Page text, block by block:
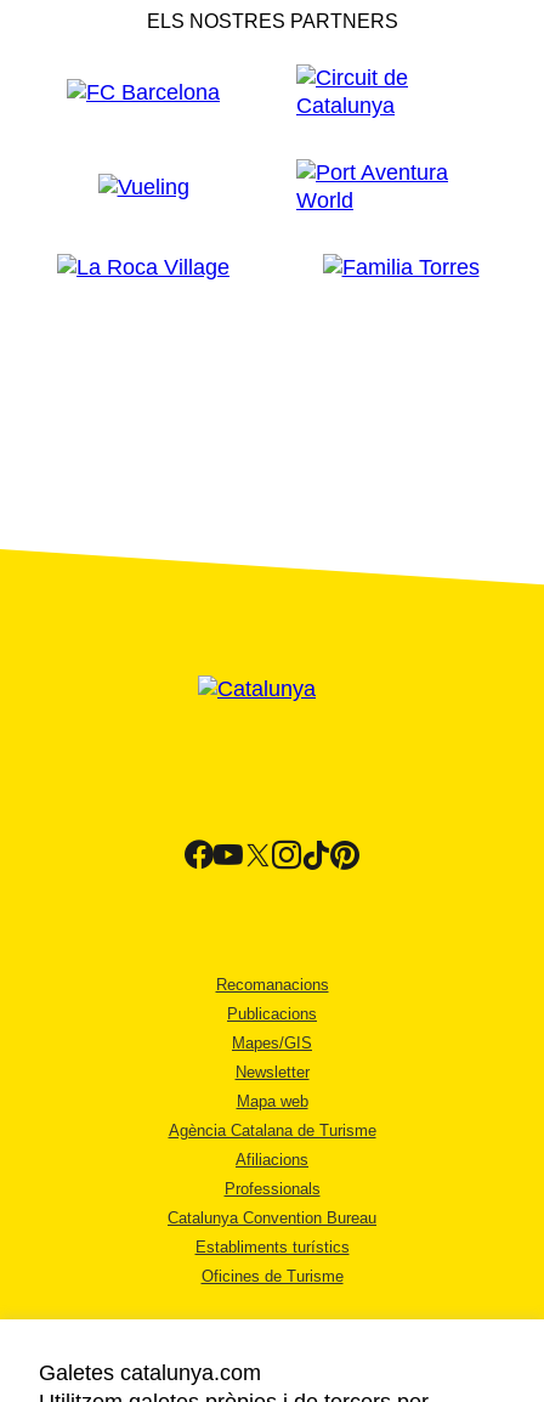
ELS NOSTRES PARTNERS
Recomanacions
Publicacions
Mapes/GIS
Newsletter
Mapa web
Agència Catalana de Turisme
Afiliacions
Professionals
Catalunya Convention Bureau
Establiments turístics
Oficines de Turisme
Galetes catalunya.com